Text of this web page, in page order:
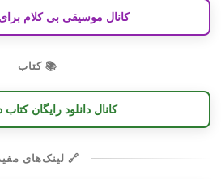
کانال موسیقی بی کلام برای
📚 کتاب
کانال دانلود رایگان کتاب
🔗 لینک‌های